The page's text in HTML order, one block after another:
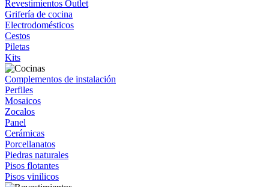
Revestimientos Outlet
Grifería de cocina
Electrodomésticos
Cestos
Piletas
Kits
Complementos de instalación
Perfiles
Mosaicos
Zocalos
Panel
Cerámicas
Porcellanatos
Piedras naturales
Pisos flotantes
Pisos vinilicos